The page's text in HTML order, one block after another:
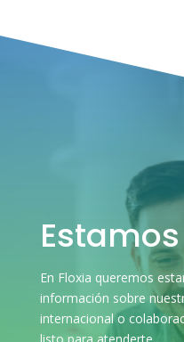
En Floxia queremos
información sobre
internacional o
listo para atenderte.